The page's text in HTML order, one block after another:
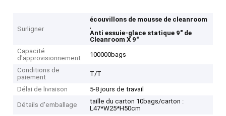
Surligner
écouvillons de mousse de cleanroom
,
Anti essuie-glace statique 9" de
Cleanroom X 9"
Capacité
d'approvisionnement
100000bags
Conditions de
paiement
T/T
Délai de livraison 5-8 jours de travail
Détails d'emballage
taille du carton 10bags/carton :
L47*W25*H50cm